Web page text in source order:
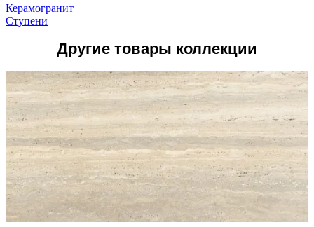
Керамогранит
Ступени
Другие товары коллекции